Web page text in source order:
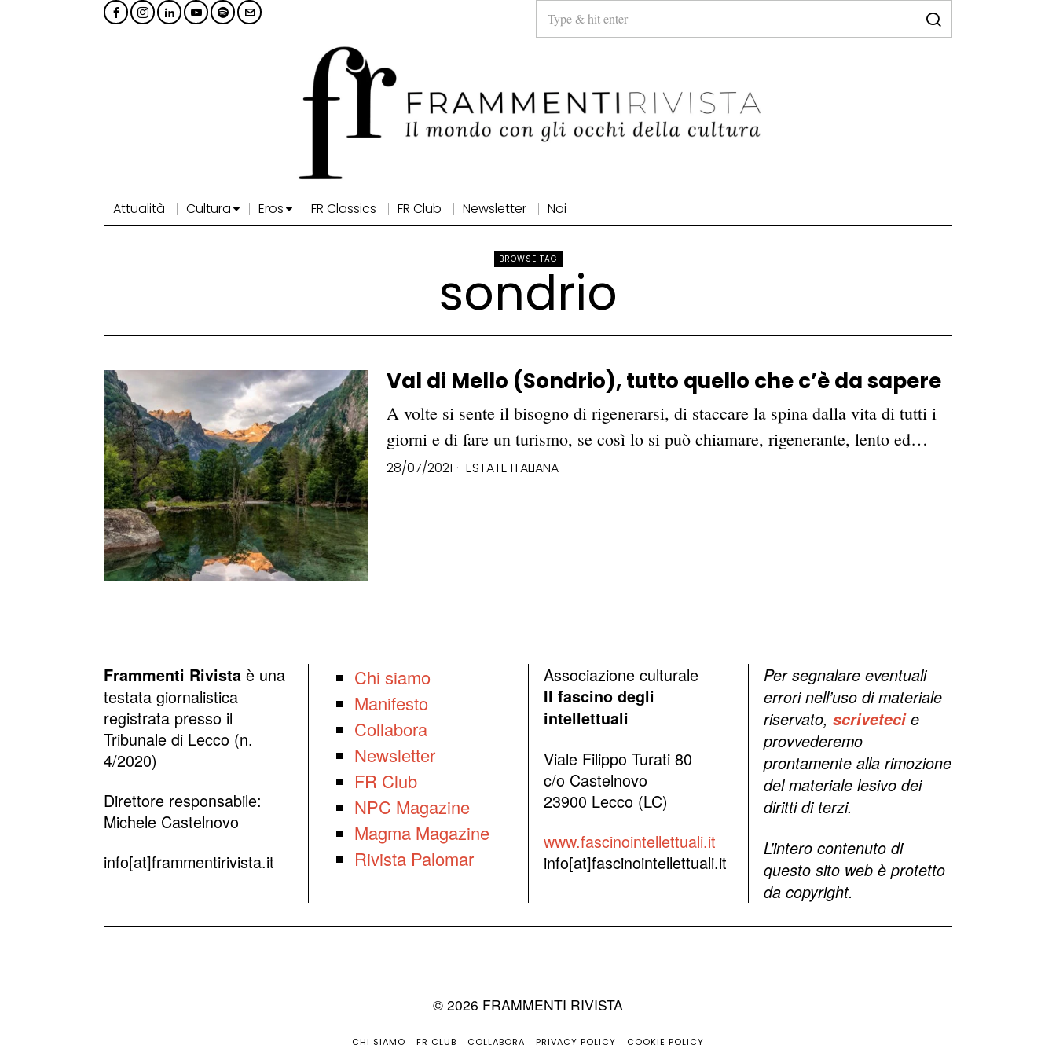
Attualità Cultura Eros FR Classics FR Club Newsletter Noi
BROWSE TAG
sondrio
Val di Mello (Sondrio), tutto quello che c’è da sapere
A volte si sente il bisogno di rigenerarsi, di staccare la spina dalla vita di tutti i
giorni e di fare un turismo, se così lo si può chiamare, rigenerante, lento ed…
28/07/2021 ESTATE ITALIANA
Frammenti Rivista è una
testata giornalistica
registrata presso il
Tribunale di Lecco (n.
4/2020)
Direttore responsabile:
Michele Castelnovo
info[at]frammentirivista.it
Chi siamo
Manifesto
Collabora
Newsletter
FR Club
NPC Magazine
Magma Magazine
Rivista Palomar
Associazione culturale
Il fascino degli
intellettuali
Viale Filippo Turati 80
c/o Castelnovo
23900 Lecco (LC)
www.fascinointellettuali.it
info[at]fascinointellettuali.it
Per segnalare eventuali
errori nell’uso di materiale
riservato, scriveteci e
provvederemo
prontamente alla rimozione
del materiale lesivo dei
diritti di terzi.
L’intero contenuto di
questo sito web è protetto
da copyright.
© 2026 FRAMMENTI RIVISTA
CHI SIAMO FR CLUB COLLABORA PRIVACY POLICY COOKIE POLICY